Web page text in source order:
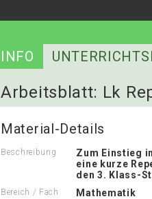
INFO
Arbeitsblatt: Lk
Material-Details
Beschreibung
Zum Einstieg
eine kurze
den 3. Klass-
Bereich / Fach Mathematik